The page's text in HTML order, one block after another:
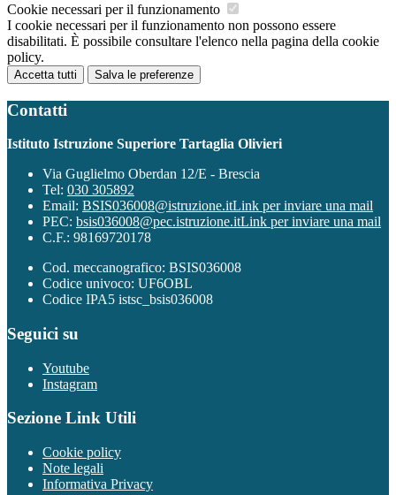
Cookie necessari per il funzionamento
I cookie necessari per il funzionamento non possono essere
disabilitati. È possibile consultare l'elenco nella pagina della cookie
policy.
Accetta tutti Salva le preferenze
Contatti
Istituto Istruzione Superiore Tartaglia Olivieri
Via Guglielmo Oberdan 12/E - Brescia
Tel: 030 305892
Email: BSIS036008@istruzione.itLink per inviare una mail
PEC: bsis036008@pec.istruzione.itLink per inviare una mail
C.F.: 98169720178
Cod. meccanografico: BSIS036008
Codice univoco: UF6OBL
Codice IPA5 istsc_bsis036008
Seguici su
Youtube
Instagram
Sezione Link Utili
Cookie policy
Note legali
Informativa Privacy